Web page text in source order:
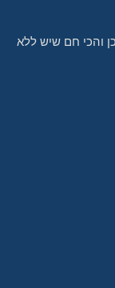
והכי חם שיש ללא